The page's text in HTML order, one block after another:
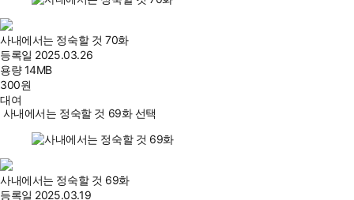
사내에서는 정숙할 것 70화
등록일 2025.03.26
용량14MB
300원
대여
사내에서는 정숙할 것 69화 선택
사내에서는 정숙할 것 69화
등록일 2025.03.19